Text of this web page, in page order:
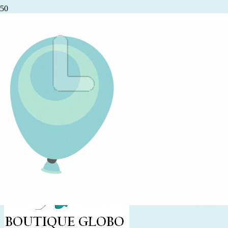
confección de exclusivos uniformes
clínicos, estéticos y parvularios para los
más importantes hospitales, clínicas,
centros médicos, estéticos y jardines
infantiles a lo largo de todo el país.